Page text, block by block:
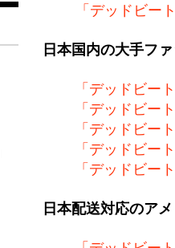
「デッドビー
日本国内の大手フ
「デッドビー
「デッドビー
「デッドビー
「デッドビー
「デッドビー
日本配送対応のア